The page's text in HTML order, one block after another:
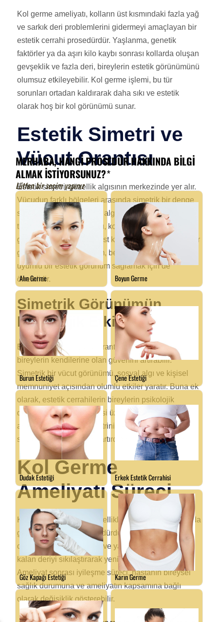
Kol germe ameliyatı, kolların üst kısmındaki fazla yağ
ve sarkık deri problemlerini gidermeyi amaçlayan bir
estetik cerrahi prosedürdür. Yaşlanma, genetik
faktörler ya da aşırı kilo kaybı sonrası kollarda oluşan
gevşeklik ve fazla deri, bireylerin estetik görünümünü
olumsuz etkileyebilir. Kol germe işlemi, bu tür
sorunları ortadan kaldırarak daha sıkı ve estetik
olarak hoş bir kol görünümü sunar.
Estetik Simetri ve
Vücut Orantısı
Estetik simetri, güzellik algısının merkezinde yer alır.
Vücudun farklı bölgeleri arasında simetrik bir denge
sağlamak, bireyin estetik algısında önemli bir yer
tutar. Kol germe ameliyatı, kollardaki sarkmaların
giderilmesi ile vücudun üst kısmında daha dengeli bir
görünüm yaratır. Bu işlem, bel ve kalça bölgesiyle
uyumlu bir estetik görünüm sağlamak için de
önemlidir.
Simetrik Görünümün
Psikolojik Etkileri
Estetik simetri ve vücut orantısının sağlanması,
bireylerin kendilerine olan güvenini artırabilir.
Simetrik bir vücut görünümü, sosyal algı ve kişisel
memnuniyet açısından olumlu etkiler yaratır. Buna ek
olarak, estetik cerrahilerin bireylerin psikolojik
durumları üzerindeki etkisi üzerine yapılan
araştırmalar, estetik simetrinin kişinin kendine olan
saygısını ve özgüvenini artırdığını göstermektedir.
Kol Germe
Ameliyatı Süreci
Kol germe ameliyatı, genellikle genel anestezi altında
gerçekleştirilen bir prosedürdür. İşlem sırasında
cerrah, koldaki fazla deri ve yağ dokusunu çıkarır ve
kalan deriyi sıkılaştırarak yeniden şekillendirir.
Ameliyat sonrası iyileşme süreci, hastanın bireysel
sağlık durumuna ve ameliyatın kapsamına bağlı
olarak değişiklik gösterebilir.